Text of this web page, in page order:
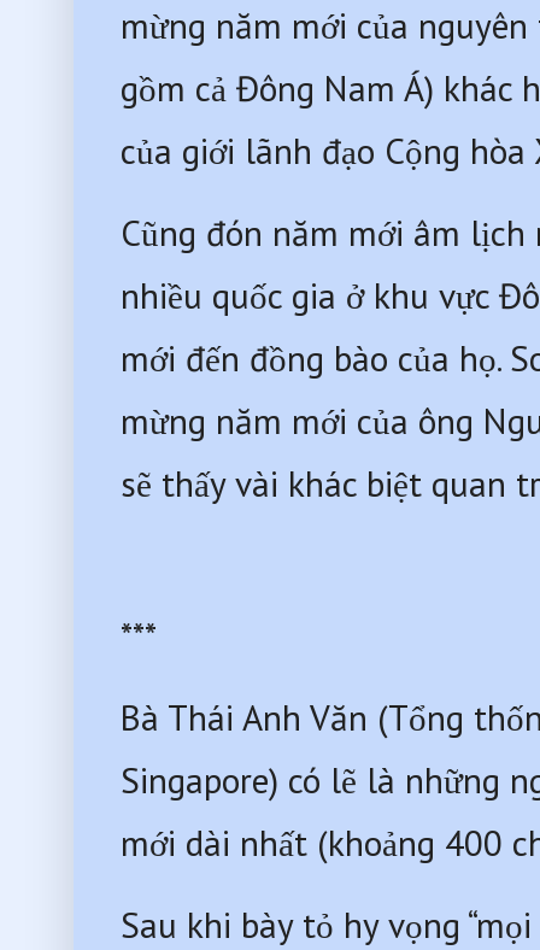
mừng năm mới của
gồm cả Đông Nam Á) khác
của giới lãnh đạo Cộng
Cũng đón năm mới âm
nhiều quốc gia ở khu vực
mới đến đồng bào của họ.
mừng năm mới của ông
sẽ thấy vài khác biệt quan
***
Bà Thái Anh Văn (Tổng
Singapore) có lẽ là những
mới dài nhất (khoảng 400
Sau khi bày tỏ hy vọng